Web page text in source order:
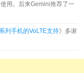
用。后来Gemini推荐了一
列手机的VoLTE支持》多谢